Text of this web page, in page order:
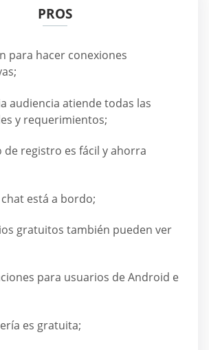
PROS
para hacer conexiones
audiencia atiende todas las
y requerimientos;
de registro es fácil y ahorra
chat está a bordo;
gratuitos también pueden ver
para usuarios de Android e
es gratuita;